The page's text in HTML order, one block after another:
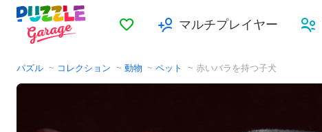
お気に入りマルチプレイヤー
パズル コレクション 動物 ペット 赤いバラを持つ子犬